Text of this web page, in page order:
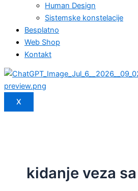
Human Design
Sistemske konstelacije
Besplatno
Web Shop
Kontakt
X
kidanje veza